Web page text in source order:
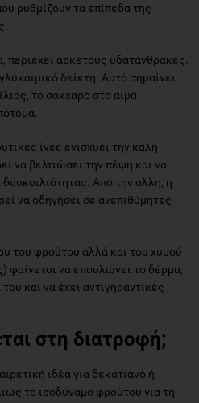
ρυθμίζουν τα επίπεδα της
αρκετούς υδατάνθρακες.
δείκτη. Αυτό σημαίνει
το σάκχαρο στο αίμα
ίνες ενισχύει την καλή
να βελτιώσει την πέψη και να
Από την άλλη, η
να οδηγήσει σε ανεπιθύμητες
του φρούτου αλλά και του χυμού
φαίνεται να επουλώνει το δέρμα,
και να έχει αντιγηραντικές
στη διατροφή;
ιδέα για δεκατιανό ή
το ισοδύναμο φρούτου για τη